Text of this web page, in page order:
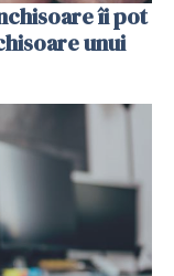
îi pot
unui